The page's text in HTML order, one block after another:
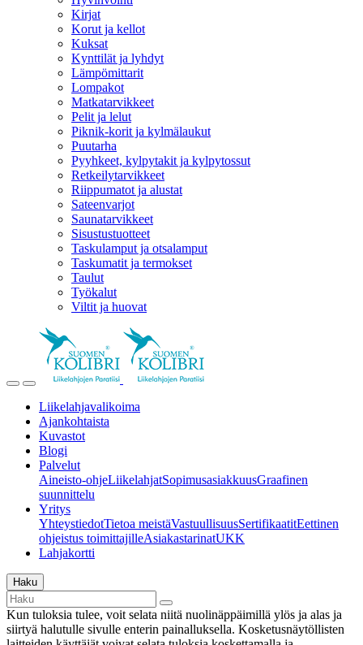
Kirjat
Korut ja kellot
Kuksat
Kynttilät ja lyhdyt
Lämpömittarit
Lompakot
Matkatarvikkeet
Pelit ja lelut
Piknik-korit ja kylmälaukut
Puutarha
Pyyhkeet, kylpytakit ja kylpytossut
Retkeilytarvikkeet
Riippumatot ja alustat
Sateenvarjot
Saunatarvikkeet
Sisustustuotteet
Taskulamput ja otsalamput
Taskumatit ja termokset
Taulut
Työkalut
Viltit ja huovat
Liikelahjavalikoima
Ajankohtaista
Kuvastot
Blogi
Palvelut
Aineisto-ohjeLiikelahjatSopimusasiakkuusGraafinen
suunnittelu
Yritys
YhteystiedotTietoa meistäVastuullisuusSertifikaatitEettinen
ohjeistus toimittajilleAsiakastarinatUKK
Lahjakortti
Haku
Kun tuloksia tulee, voit selata niitä nuolinäppäimillä ylös ja alas ja
siirtyä halutulle sivulle enterin painalluksella. Kosketusnäytöllisten